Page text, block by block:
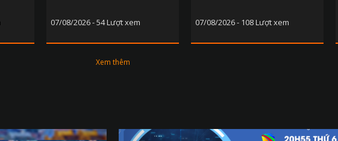
07/08/2026 - 54 Lượt xem 07/08/2026 - 108 Lượt xem
Xem thêm